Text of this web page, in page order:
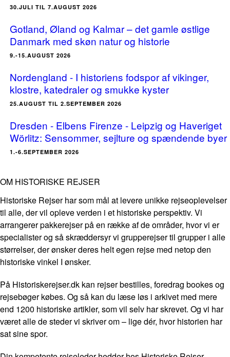
30.JULI TIL 7.AUGUST 2026
Gotland, Øland og Kalmar – det gamle østlige
Danmark med skøn natur og historie
9.-15.AUGUST 2026
Nordengland - I historiens fodspor af vikinger,
klostre, katedraler og smukke kyster
25.AUGUST TIL 2.SEPTEMBER 2026
Dresden - Elbens Firenze - Leipzig og Haveriget
Wörlitz: Sensommer, sejlture og spændende byer
1.-6.SEPTEMBER 2026
OM HISTORISKE REJSER
Historiske Rejser har som mål at levere unikke rejseoplevelser
til alle, der vil opleve verden i et historiske perspektiv. Vi
arrangerer pakkerejser på en række af de områder, hvor vi er
specialister og så skræddersyr vi grupperejser til grupper i alle
størrelser, der ønsker deres helt egen rejse med netop den
historiske vinkel I ønsker.
På Historiskerejser.dk kan rejser bestilles, foredrag bookes og
rejsebøger købes. Og så kan du læse løs i arkivet med mere
end 1200 historiske artikler, som vil selv har skrevet. Og vi har
været alle de steder vi skriver om – lige dér, hvor historien har
sat sine spor.